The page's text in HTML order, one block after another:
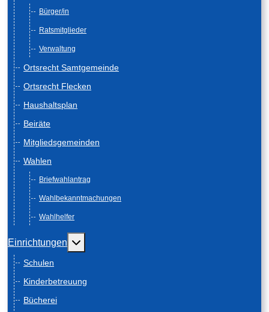
Bürger/in
Ratsmitglieder
Verwaltung
Ortsrecht Samtgemeinde
Ortsrecht Flecken
Haushaltsplan
Beiräte
Mitgliedsgemeinden
Wahlen
Briefwahlantrag
Wahlbekanntmachungen
Wahlhelfer
Einrichtungen Weitere Informationen: Einrichtungen
Schulen
Kinderbetreuung
Bücherei